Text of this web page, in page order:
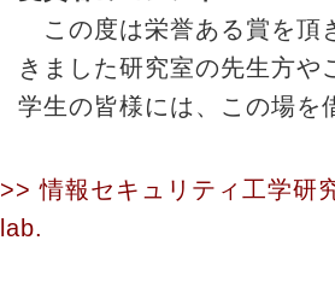
この度は栄誉ある賞を頂
きました研究室の先生方
学生の皆様には、この場を
>> 情報セキュリティ工学研
lab.